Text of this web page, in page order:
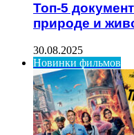
Топ-5
природе и
30.08.2025
Новинки фильмов